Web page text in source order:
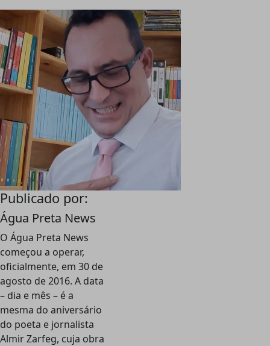
Publicado por:
Água Preta News
O Água Preta News
começou a operar,
oficialmente, em 30 de
agosto de 2016. A data
– dia e mês – é a
mesma do aniversário
do poeta e jornalista
Almir Zarfeg, cuja obra